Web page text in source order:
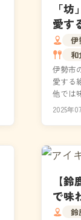
「
愛す
ー・伊
和
伊勢市
愛する
他では
を詳し
2025年
【
で味
ポリ鈴